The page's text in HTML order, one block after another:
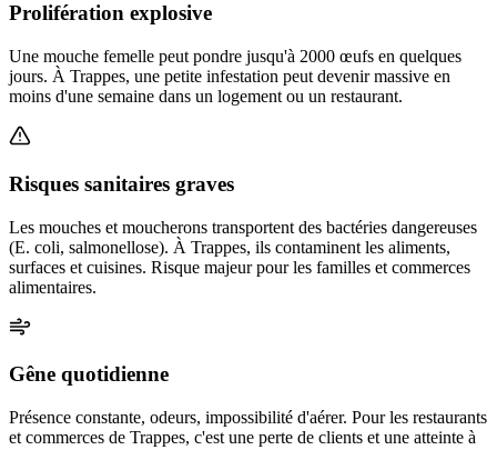
Prolifération explosive
Une mouche femelle peut pondre jusqu'à 2000 œufs en quelques
jours. À Trappes, une petite infestation peut devenir massive en
moins d'une semaine dans un logement ou un restaurant.
Risques sanitaires graves
Les mouches et moucherons transportent des bactéries dangereuses
(E. coli, salmonellose). À Trappes, ils contaminent les aliments,
surfaces et cuisines. Risque majeur pour les familles et commerces
alimentaires.
Gêne quotidienne
Présence constante, odeurs, impossibilité d'aérer. Pour les restaurants
et commerces de Trappes, c'est une perte de clients et une atteinte à